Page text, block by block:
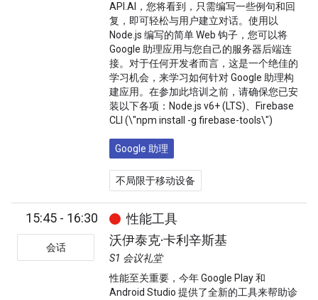
API.AI，您将看到，只需编写一些例句和回
复，即可轻松与用户建立对话。使用以
Node.js 编写的简单 Web 钩子，您可以将
Google 助理应用与您自己的服务器后端连
接。对于任何开发者而言，这是一个绝佳的
学习机会，来学习如何针对 Google 助理构
建应用。在参加此培训之前，请确保您已安
装以下各项：Node.js v6+ (LTS)、Firebase
CLI (\"npm install -g firebase-tools\")
Google 助理
不局限于移动设备
15:45 - 16:30
会话
性能工具
沃伊泰克·卡利辛斯基
S1 会议礼堂
性能至关重要，今年 Google Play 和
Android Studio 提供了全新的工具来帮助诊